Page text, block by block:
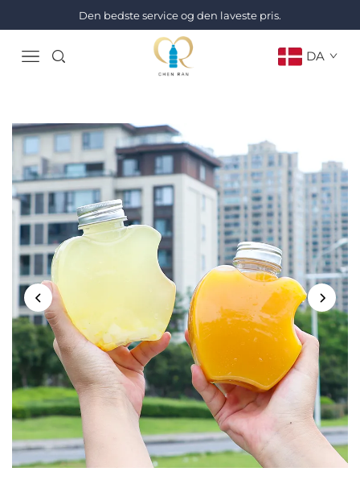
Den bedste service og den laveste pris.
DA